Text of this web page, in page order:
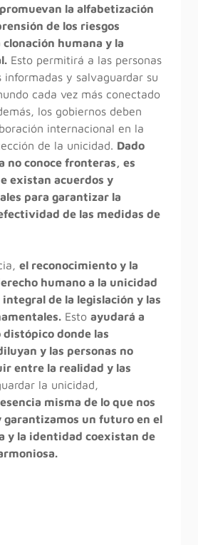
la alfabetización
de los riesgos
clonación humana y la
Esto permitirá a las personas
informadas y salvaguardar su
cada vez más conectado
los gobiernos deben
internacional en la
de la unicidad. Dado
no conoce fronteras, es
existan acuerdos y
para garantizar la
de las medidas de
el reconocimiento y la
humano a la unicidad
de la legislación y las
Esto ayudará a
donde las
y las personas no
entre la realidad y las
la unicidad,
misma de lo que nos
garantizamos un futuro en el
y la identidad coexistan de